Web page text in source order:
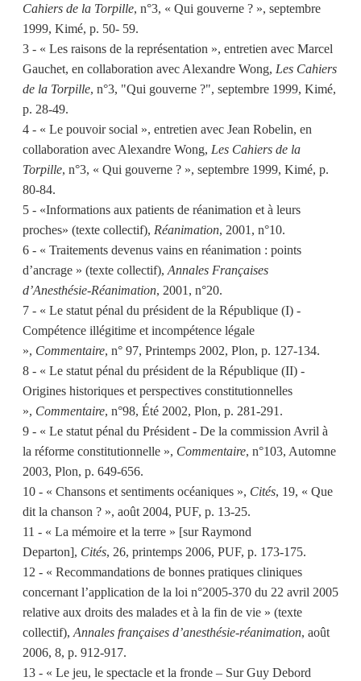
Cahiers de la Torpille, n°3, « Qui gouverne ? », septembre
1999, Kimé, p. 50- 59.
3 - « Les raisons de la représentation », entretien avec Marcel
Gauchet, en collaboration avec Alexandre Wong, Les Cahiers
de la Torpille, n°3, "Qui gouverne ?", septembre 1999, Kimé,
p. 28-49.
4 - « Le pouvoir social », entretien avec Jean Robelin, en
collaboration avec Alexandre Wong, Les Cahiers de la
Torpille, n°3, « Qui gouverne ? », septembre 1999, Kimé, p.
80-84.
5 - «Informations aux patients de réanimation et à leurs
proches» (texte collectif), Réanimation, 2001, n°10.
6 - « Traitements devenus vains en réanimation : points
d’ancrage » (texte collectif), Annales Françaises
d’Anesthésie-Réanimation, 2001, n°20.
7 - « Le statut pénal du président de la République (I) -
Compétence illégitime et incompétence légale
», Commentaire, n° 97, Printemps 2002, Plon, p. 127-134.
8 - « Le statut pénal du président de la République (II) -
Origines historiques et perspectives constitutionnelles
», Commentaire, n°98, Été 2002, Plon, p. 281-291.
9 - « Le statut pénal du Président - De la commission Avril à
la réforme constitutionnelle », Commentaire, n°103, Automne
2003, Plon, p. 649-656.
10 - « Chansons et sentiments océaniques », Cités, 19, « Que
dit la chanson ? », août 2004, PUF, p. 13-25.
11 - « La mémoire et la terre » [sur Raymond
Departon], Cités, 26, printemps 2006, PUF, p. 173-175.
12 - « Recommandations de bonnes pratiques cliniques
concernant l’application de la loi n°2005-370 du 22 avril 2005
relative aux droits des malades et à la fin de vie » (texte
collectif), Annales françaises d’anesthésie-réanimation, août
2006, 8, p. 912-917.
13 - « Le jeu, le spectacle et la fronde – Sur Guy Debord